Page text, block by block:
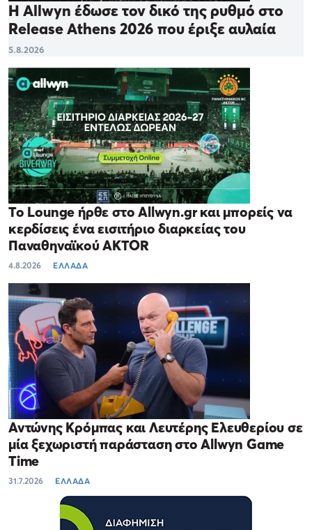
Η Allwyn έδωσε τον δικό της ρυθμό στο
Release Athens 2026 που έριξε αυλαία
5.8.2026
Το Lounge ήρθε στο Allwyn.gr και μπορείς να
κερδίσεις ένα εισιτήριο διαρκείας του
Παναθηναϊκού AKTOR
4.8.2026 ΕΛΛΑΔΑ
Αντώνης Κρόμπας και Λευτέρης Ελευθερίου σε
μία ξεχωριστή παράσταση στο Allwyn Game
Time
31.7.2026 ΕΛΛΑΔΑ